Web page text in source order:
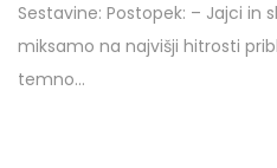
s
t
e
/
1
Sestavine: Postopek: – Jajci in
miksamo na najvišji hitrosti
temno…